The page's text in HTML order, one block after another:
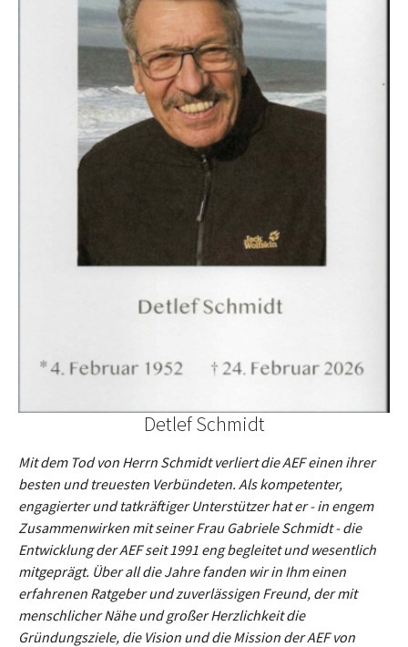
Detlef Schmidt
Mit dem Tod von Herrn Schmidt verliert die AEF einen ihrer
besten und treuesten Verbündeten. Als kompetenter,
engagierter und tatkräftiger Unterstützer hat er - in engem
Zusammenwirken mit seiner Frau Gabriele Schmidt - die
Entwicklung der AEF seit 1991 eng begleitet und wesentlich
mitgeprägt. Über all die Jahre fanden wir in Ihm einen
erfahrenen Ratgeber und zuverlässigen Freund, der mit
menschlicher Nähe und großer Herzlichkeit die
Gründungsziele, die Vision und die Mission der AEF von